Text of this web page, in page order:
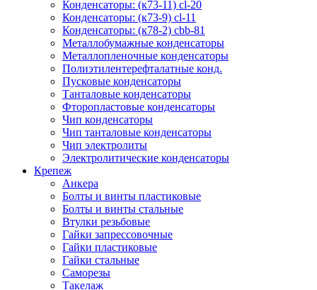
Конденсаторы: (к73-11) cl-20
Конденсаторы: (к73-9) cl-11
Конденсаторы: (к78-2) cbb-81
Металлобумажные конденсаторы
Металлопленочные конденсаторы
Полиэтилентерефталатные конд.
Пусковые конденсаторы
Танталовые конденсаторы
Фторопластовые конденсаторы
Чип конденсаторы
Чип танталовые конденсаторы
Чип электролиты
Электролитические конденсаторы
Крепеж
Анкера
Болты и винты пластиковые
Болты и винты стальные
Втулки резьбовые
Гайки запрессовочные
Гайки пластиковые
Гайки стальные
Саморезы
Такелаж